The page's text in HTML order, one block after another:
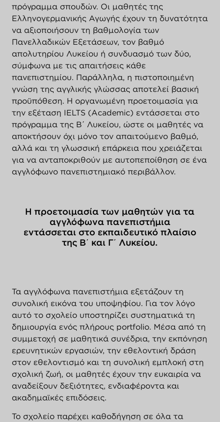
πρόγραμμα σπουδών. Οι μαθητές της
Ελληνογερμανικής Αγωγής έχουν τη δυνατότητα
να αξιοποιήσουν τη βαθμολογία των
Πανελλαδικών Εξετάσεων, τον βαθμό
απολυτηρίου Λυκείου ή συνδυασμό των δύο,
σύμφωνα με τις απαιτήσεις κάθε
πανεπιστημίου. Παράλληλα, η πιστοποιημένη
γνώση της αγγλικής γλώσσας αποτελεί βασική
προϋπόθεση. Η οργανωμένη προετοιμασία για
την εξέταση IELTS (Academic) εντάσσεται στο
πρόγραμμα της Β΄ Λυκείου, ώστε οι μαθητές να
αποκτήσουν όχι μόνο τον απαιτούμενο βαθμό,
αλλά και τη γλωσσική επάρκεια που χρειάζεται
για να ανταποκριθούν με αυτοπεποίθηση σε ένα
αγγλόφωνο πανεπιστημιακό περιβάλλον.
Η προετοιμασία των μαθητών για τα
αγγλόφωνα πανεπιστήμια
εντάσσεται στο εκπαιδευτικό πλαίσιο
της Β΄ και Γ΄ Λυκείου.
Τα αγγλόφωνα πανεπιστήμια εξετάζουν τη
συνολική εικόνα του υποψηφίου. Για τον λόγο
αυτό το σχολείο υποστηρίζει συστηματικά τη
δημιουργία ενός πλήρους portfolio. Μέσα από τη
συμμετοχή σε μαθητικά συνέδρια, την εκπόνηση
ερευνητικών εργασιών, την εθελοντική δράση
στον εθελοντισμό και τη συνολική εμπλοκή στη
σχολική ζωή, οι μαθητές έχουν την ευκαιρία να
αναδείξουν δεξιότητες, ενδιαφέροντα και
ακαδημαϊκές επιδόσεις.
Το σχολείο παρέχει καθοδήγηση σε όλα τα